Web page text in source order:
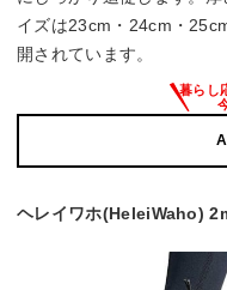
イズは23cm・24cm・
開されています。
ヘレイワホ(HeleiWaho)